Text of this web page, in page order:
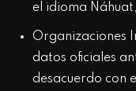
el idioma
Organizaciones
datos oficiales
desacuerdo con